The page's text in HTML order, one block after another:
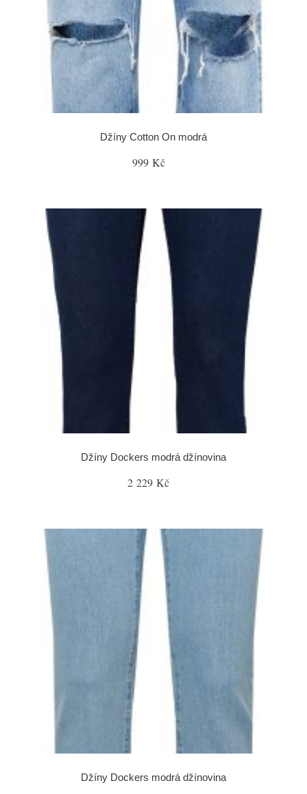
Džíny Cotton On modrá
999 Kč
Džíny Dockers modrá džínovina
2 229 Kč
Džíny Dockers modrá džínovina